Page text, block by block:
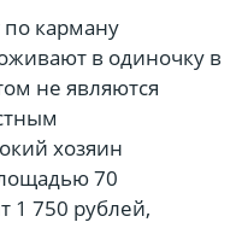
по карману
в одиночку в
не являются
хозяин
70
1 750 рублей,